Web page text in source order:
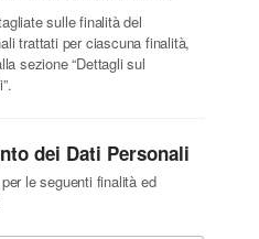
sulle finalità del
trattati per ciascuna finalità,
sezione “Dettagli sul
dei Dati Personali
le seguenti finalità ed